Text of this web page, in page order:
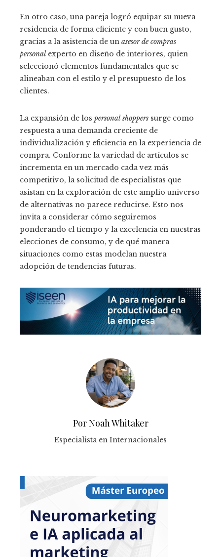
En otro caso, una pareja logró equipar su nueva
residencia de forma eficiente y con buen gusto,
gracias a la asistencia de un asesor de compras
personalexperto en diseño de interiores, quien
seleccionó elementos fundamentales que se
alineaban con el estilo y el presupuesto de los
clientes.
La expansión de los personal shoppers surge como
respuesta a una demanda creciente de
individualización y eficiencia en la experiencia de
compra. Conforme la variedad de artículos se
incrementa en un mercado cada vez más
competitivo, la solicitud de especialistas que
asistan en la exploración de este amplio universo
de alternativas no parece reducirse. Esto nos
invita a considerar cómo seguiremos
ponderando el tiempo y la excelencia en nuestras
elecciones de consumo, y de qué manera
situaciones como estas modelan nuestra
adopción de tendencias futuras.
Por Noah Whitaker
Especialista en Internacionales